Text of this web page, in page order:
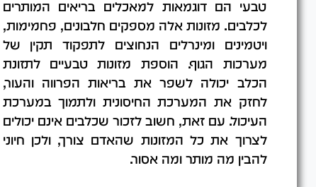
טבעי הם דוגמאות למאכלים בריאים המותרים
לכלבים. מזונות אלה מספקים חלבונים, פחמימות,
ויטמינים ומינרלים הנחוצים לתפקוד תקין של
מערכות הגוף. הוספת מזונות טבעיים לתזונת
הכלב יכולה לשפר את בריאות הפרווה והעור,
לחזק את המערכת החיסונית ולתמוך במערכת
העיכול. עם זאת, חשוב לזכור שכלבים אינם יכולים
לצרוך את כל המזונות שהאדם צורך, ולכן חיוני
להבין מה מותר ומה אסור.